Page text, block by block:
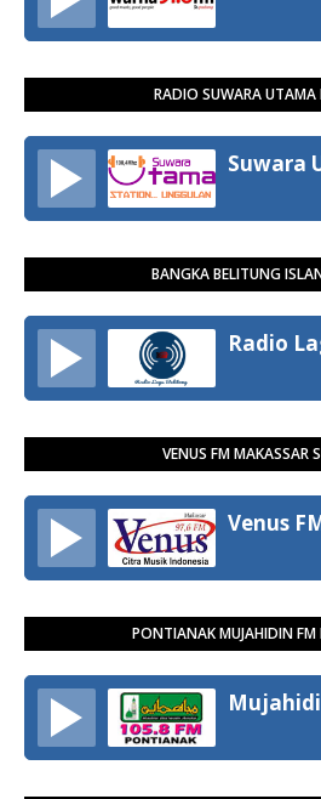
RADIO SUWARA UTAMA
Suwara
BANGKA BELITUNG
Radio
VENUS FM MAKASSAR
Venus
PONTIANAK MUJAHIDIN